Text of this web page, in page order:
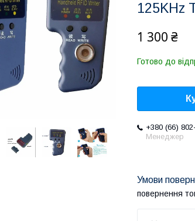
125KHz
1 300 ₴
Готово до
+380 (66)
Менеджер
повернення